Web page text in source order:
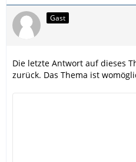
Gast
Die letzte Antwort auf dieses
zurück. Das Thema ist